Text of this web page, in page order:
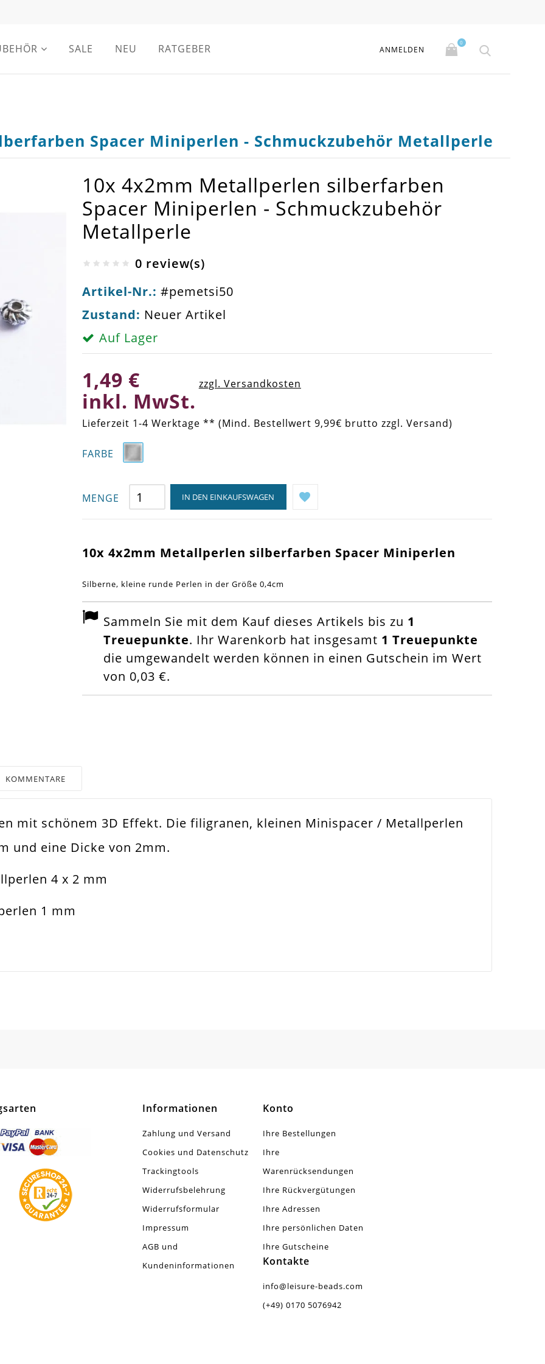
SALE NEU RATGEBER ANMELDEN
0
Spacer Miniperlen - Schmuckzubehör Metallperle
10x 4x2mm Metallperlen silberfarben
Spacer Miniperlen - Schmuckzubehör
Metallperle
0 review(s)
Artikel-Nr.: #pemetsi50
Zustand: Neuer Artikel
Auf Lager
1,49 €
inkl. MwSt.
zzgl. Versandkosten
Lieferzeit 1-4 Werktage ** (Mind. Bestellwert 9,99€ brutto zzgl. Versand)
FARBE
MENGE IN DEN EINKAUFSWAGEN
10x 4x2mm Metallperlen silberfarben Spacer Miniperlen
Silberne, kleine runde Perlen in der Größe 0,4cm
Sammeln Sie mit dem Kauf dieses Artikels bis zu 1
Treuepunkte. Ihr Warenkorb hat insgesamt 1 Treuepunkte
die umgewandelt werden können in einen Gutschein im Wert
von 0,03 €.
KOMMENTARE
Spacer
Armbänder. Ohrringe. Universell Einsetzbar
mit schönem 3D Effekt. Die filigranen, kleinen Minispacer / Metallperlen
und eine Dicke von 2mm.
4 x 2 mm
1 mm
Informationen
Zahlung und Versand
Cookies und Datenschutz
Trackingtools
Widerrufsbelehrung
Widerrufsformular
Impressum
AGB und
Kundeninformationen
Konto
Ihre Bestellungen
Ihre
Warenrücksendungen
Ihre Rückvergütungen
Ihre Adressen
Ihre persönlichen Daten
Ihre Gutscheine
Kontakte
info@leisure-beads.com
(+49) 0170 5076942